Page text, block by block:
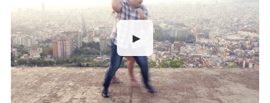
▶